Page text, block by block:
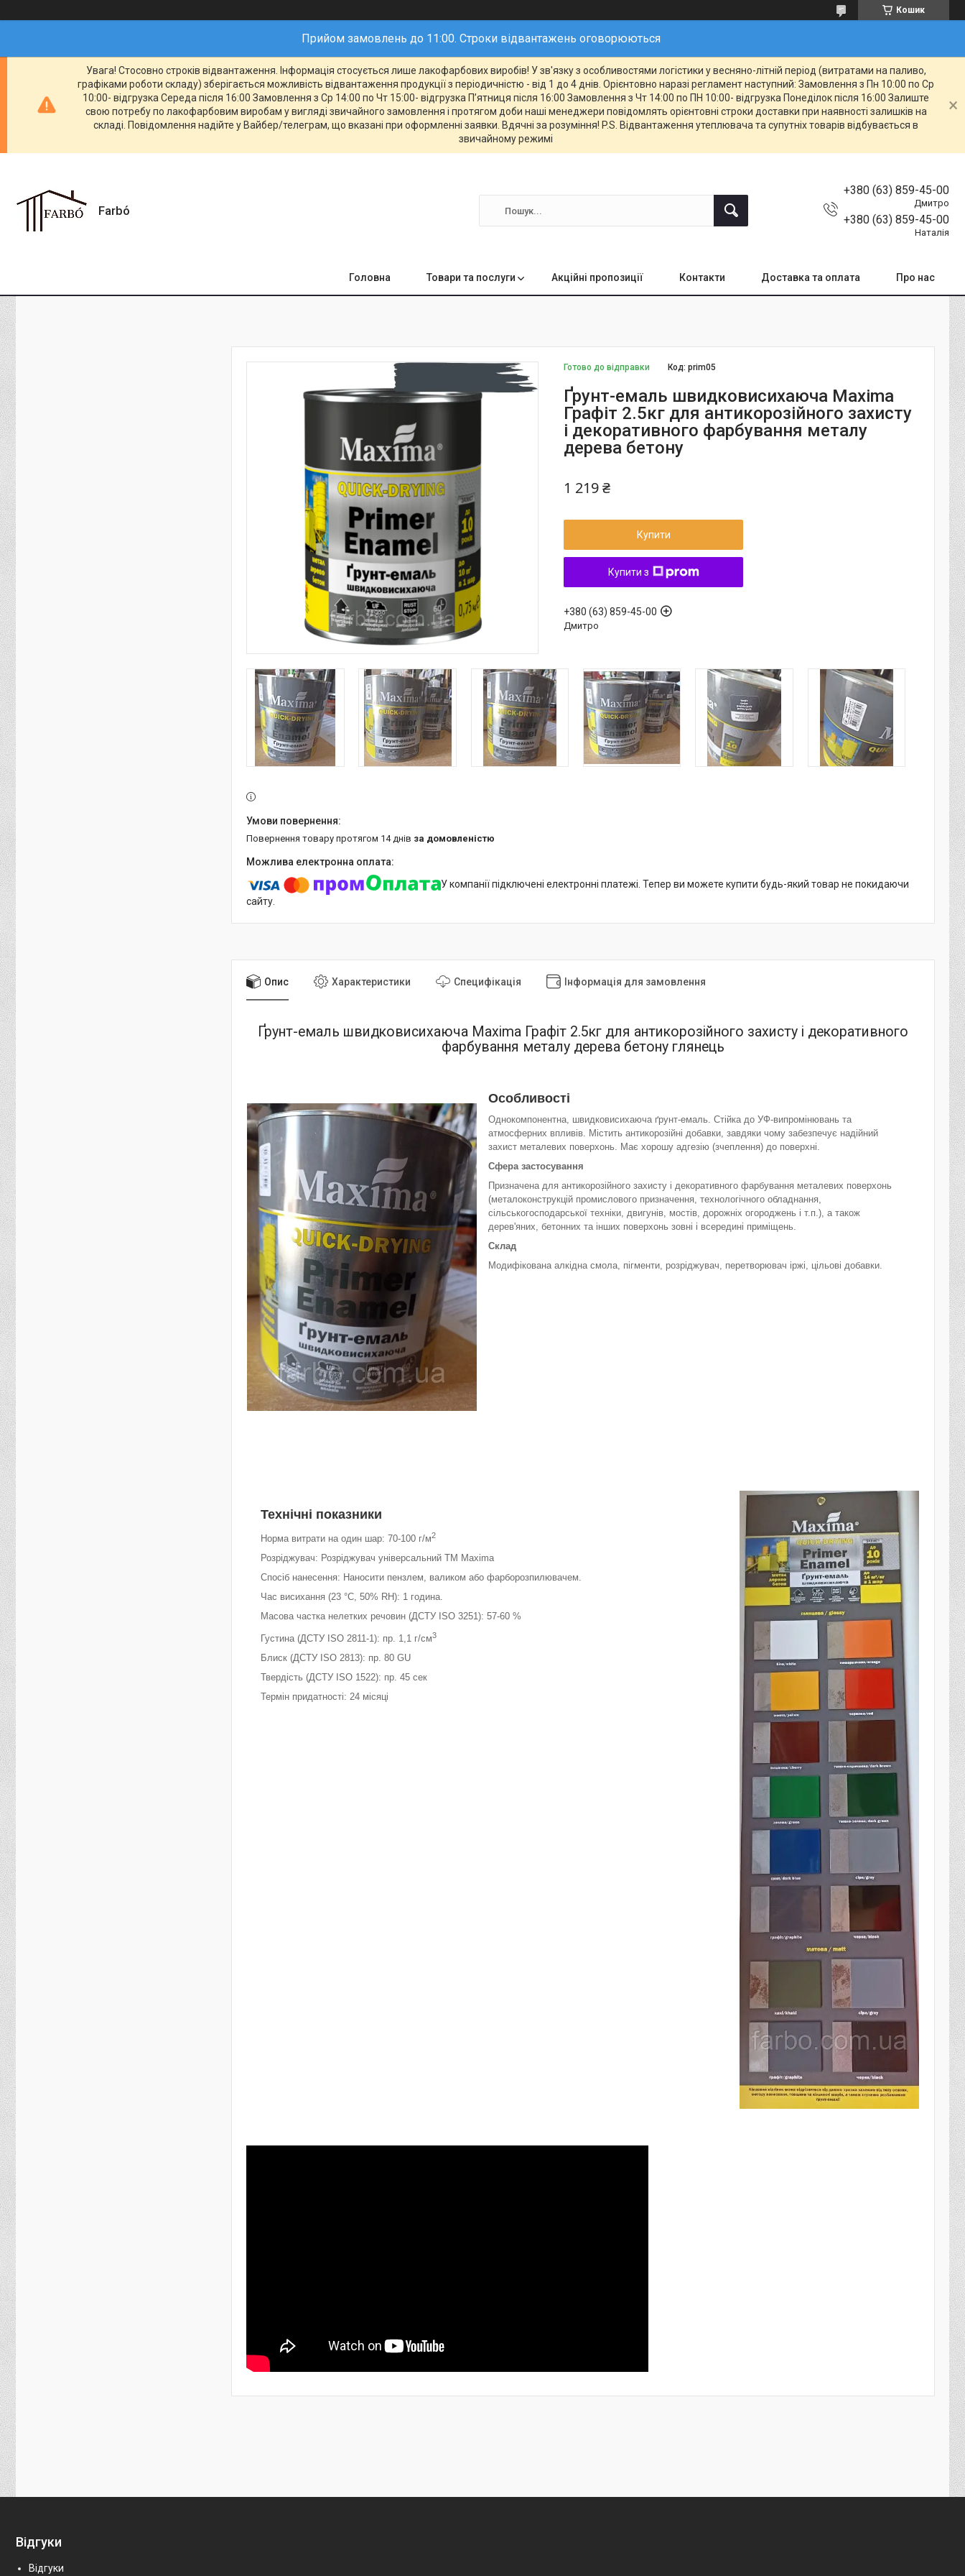
Кошик
Прийом замовлень до 11:00. Строки відвантажень оговорюються
Увага! Стосовно строків відвантаження. Інформація стосується лише лакофарбових виробів! У зв'язку з особливостями логістики у весняно-літній період (витратами на паливо,
графіками роботи складу) зберігається можливість відвантаження продукції з періодичністю - від 1 до 4 днів. Орієнтовно наразі регламент наступний: Замовлення з Пн 10:00 по Ср
10:00- відгрузка Середа після 16:00 Замовлення з Ср 14:00 по Чт 15:00- відгрузка П’ятниця після 16:00 Замовлення з Чт 14:00 по ПН 10:00- відгрузка Понеділок після 16:00 Залиште
свою потребу по лакофарбовим виробам у вигляді звичайного замовлення і протягом доби наші менеджери повідомлять орієнтовні строки доставки при наявності залишків на
складі. Повідомлення надійте у Вайбер/телеграм, що вказані при оформленні заявки. Вдячні за розуміння! P.S. Відвантаження утеплювача та супутніх товарів відбувається в
звичайному режимі
Farbо́
+380 (63) 859-45-00
Дмитро
+380 (63) 859-45-00
Наталія
Головна Товари та послуги Акційні пропозиції Контакти Доставка та оплата Про нас
Готово до відправки Код:prim05
Ґрунт-емаль швидковисихаюча Maxima
Графіт 2.5кг для антикорозійного захисту
і декоративного фарбування металу
дерева бетону
1 219 ₴
Купити
Купити з
+380 (63) 859-45-00
Дмитро
повернення товару протягом 14 днів за домовленістю
У компанії підключені електронні платежі. Тепер ви можете купити будь-який товар не покидаючи
сайту.
Опис Характеристики Специфікація Інформація для замовлення
Ґрунт-емаль швидковисихаюча Maxima Графіт 2.5кг для антикорозійного захисту і декоративного
фарбування металу дерева бетону глянець
Особливості
Однокомпонентна, швидковисихаюча ґрунт-емаль. Стійка до УФ-випромінювань та
атмосферних впливів. Містить антикорозійні добавки, завдяки чому забезпечує надійний
захист металевих поверхонь. Має хорошу адгезію (зчеплення) до поверхні.
Сфера застосування
Призначена для антикорозійного захисту і декоративного фарбування металевих поверхонь
(металоконструкцій промислового призначення, технологічного обладнання,
сільськогосподарської техніки, двигунів, мостів, дорожніх огороджень і т.п.), а також
дерев'яних, бетонних та інших поверхонь зовні і всередині приміщень.
Склад
Модифікована алкідна смола, пігменти, розріджувач, перетворювач іржі, цільові добавки.
Технічні показники
Норма витрати на один шар: 70-100 г/м2
Розріджувач: Розріджувач універсальний ТМ Maxima
Спосіб нанесення: Наносити пензлем, валиком або фарборозпилювачем.
Час висихання (23 °С, 50% RH): 1 година.
Масова частка нелетких речовин (ДСТУ ISO 3251): 57-60 %
Густина (ДСТУ ISO 2811-1): пр. 1,1 г/см3
Блиск (ДСТУ ISO 2813): пр. 80 GU
Твердість (ДСТУ ISO 1522): пр. 45 сек
Термін придатності: 24 місяці
Відгуки
Відгуки